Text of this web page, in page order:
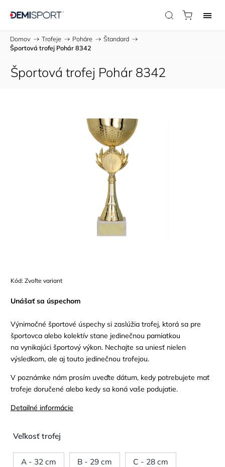
Domov / Trofeje / Poháre / Štandard /
Športová trofej Pohár 8342
Športová trofej Pohár 8342
Kód: Zvoľte variant
Unášať sa úspechom
Výnimočné športové úspechy si zaslúžia trofej, ktorá sa pre
športovca alebo kolektív stane jedinečnou pamiatkou
na vynikajúci športový výkon. Nechajte sa uniesť nielen
výsledkom, ale aj touto jedinečnou trofejou.
V poznámke nám prosím uveďte dátum, kedy potrebujete mať
trofeje doručené alebo kedy sa koná vaše podujatie.
Detailné informácie
Veľkosť trofej
A - 32 cm B - 29 cm C - 28 cm